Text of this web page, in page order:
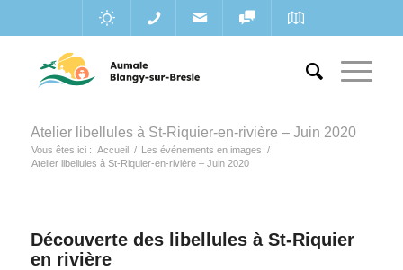
Atelier libellules à St-Riquier-en-rivière – Juin 2020
Vous êtes ici : Accueil / Les événements en images /
Atelier libellules à St-Riquier-en-rivière – Juin 2020
Découverte des libellules à St-Riquier
en rivière